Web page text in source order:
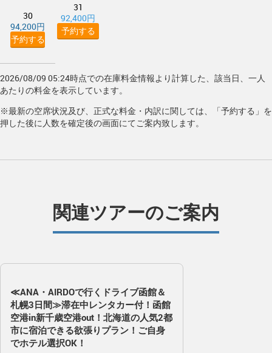
30
94,200円
予約する
31
92,400円
予約する
2026/08/09 05:24時点での在庫料金情報より計算した、該当日、一人
あたりの料金を表示しています。
※最新の空席状況及び、正式な料金・内訳に関しては、「予約する」を
押した後に人数を確定後の画面にてご案内致します。
関連ツアーのご案内
≪ANA・AIRDOで行くドライブ函館＆
札幌3日間≫滞在中レンタカー付！函館
空港in新千歳空港out！北海道の人気2都
市に宿泊できる欲張りプラン！ご自身
でホテル選択OK！